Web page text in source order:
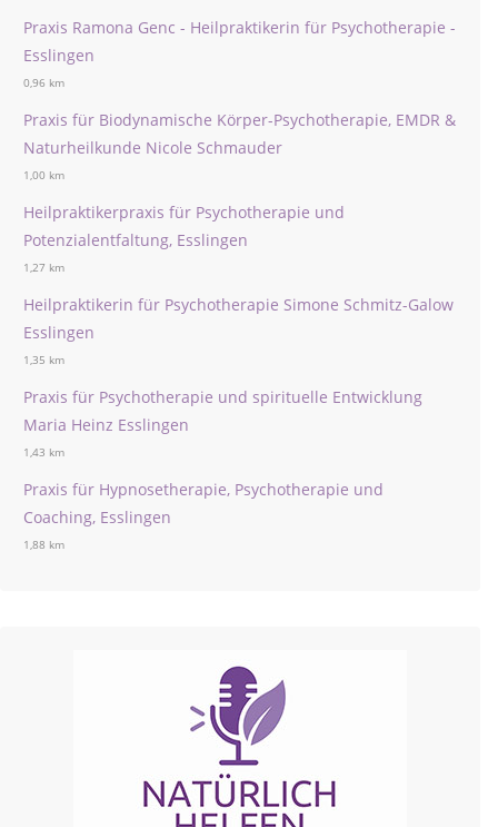
Praxis Ramona Genc - Heilpraktikerin für Psychotherapie -
Esslingen
0,96 km
Praxis für Biodynamische Körper-Psychotherapie, EMDR &
Naturheilkunde Nicole Schmauder
1,00 km
Heilpraktikerpraxis für Psychotherapie und
Potenzialentfaltung, Esslingen
1,27 km
Heilpraktikerin für Psychotherapie Simone Schmitz-Galow
Esslingen
1,35 km
Praxis für Psychotherapie und spirituelle Entwicklung
Maria Heinz Esslingen
1,43 km
Praxis für Hypnosetherapie, Psychotherapie und
Coaching, Esslingen
1,88 km